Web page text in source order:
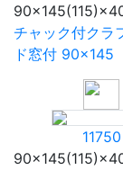
チャック付クラ
ド窓付 90×145
11750